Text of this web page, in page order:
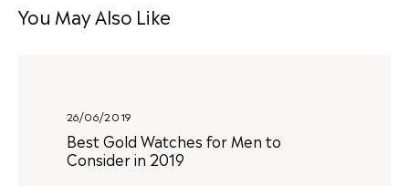
You May Also Like
26/06/2019
Best Gold Watches for Men to
Consider in 2019